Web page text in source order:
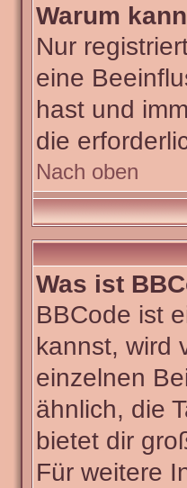
Warum
Nur
eine
hast und
die
Nach oben
Was ist
BBCode ist
kannst, wird
einzelnen
ähnlich, die
bietet dir
Für weitere